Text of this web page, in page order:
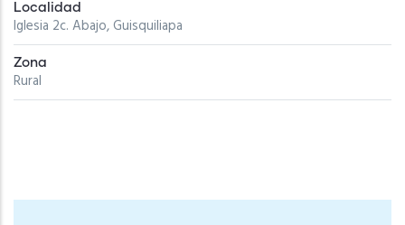
Localidad
Iglesia 2c. Abajo, Guisquiliapa
Zona
Rural